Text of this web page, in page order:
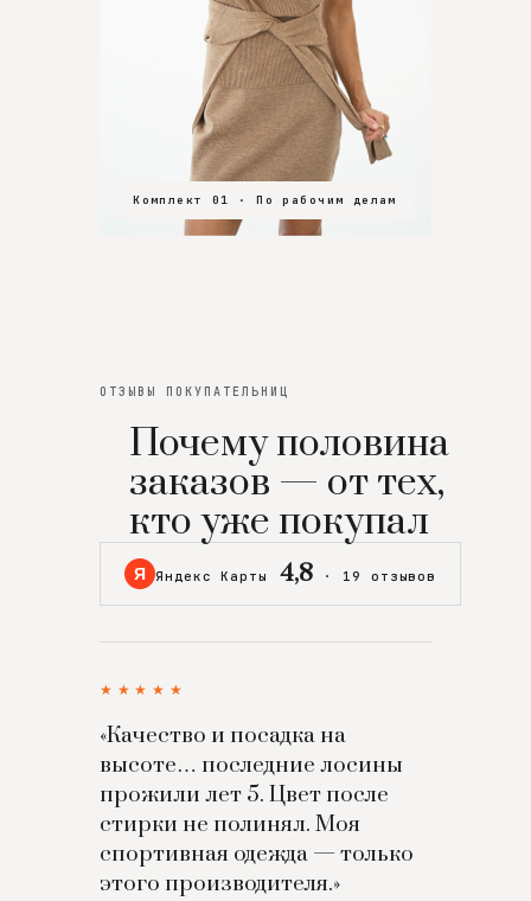
Комплект 01 · По рабочим делам
Комплект 02 · В зал
Комплект 03 · На особенный вечер
ОТЗЫВЫ ПОКУПАТЕЛЬНИЦ
Почему половина
заказов — от тех,
кто уже покупал
Я Яндекс Карты 4,8 · 19 отзывов
★★★★★
«Качество и посадка на
высоте… последние лосины
прожили лет 5. Цвет после
стирки не полинял. Моя
спортивная одежда — только
этого производителя.»